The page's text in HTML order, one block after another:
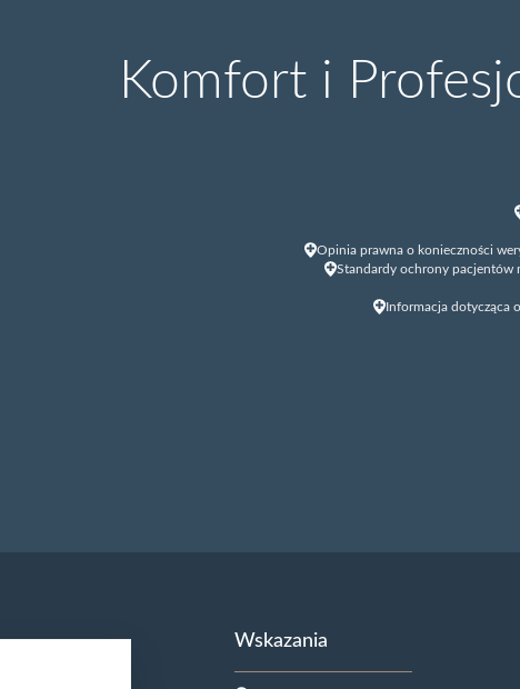
Komfort i
Opinia prawna o konieczności
Standardy ochrony pacjentów
Informacja dotycząca
Wskazania